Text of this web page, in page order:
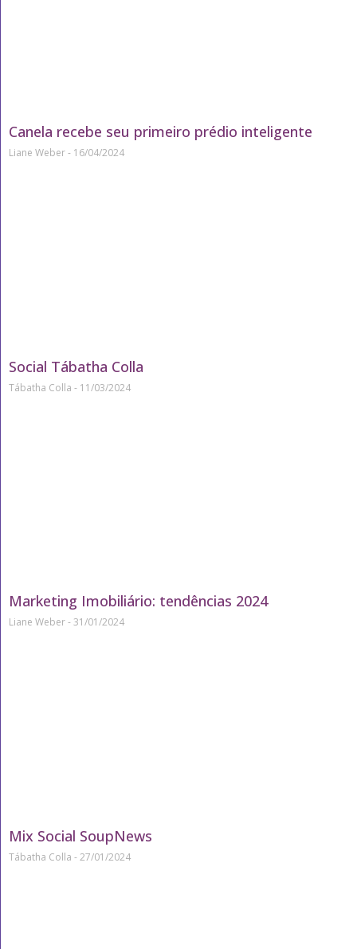
Canela recebe seu primeiro prédio inteligente
Liane Weber 16/04/2024
Social Tábatha Colla
Tábatha Colla 11/03/2024
Marketing Imobiliário: tendências 2024
Liane Weber 31/01/2024
Mix Social SoupNews
Tábatha Colla 27/01/2024